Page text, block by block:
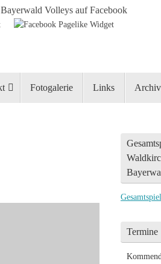
Bayerwald Volleys auf Facebook
Fotogalerie Links Archiv
Termine